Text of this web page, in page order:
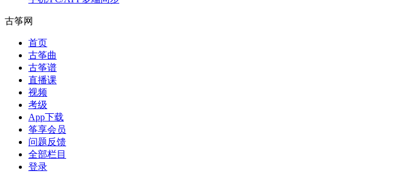
古筝网
首页
古筝曲
古筝谱
直播课
视频
考级
App下载
筝享会员
问题反馈
全部栏目
登录